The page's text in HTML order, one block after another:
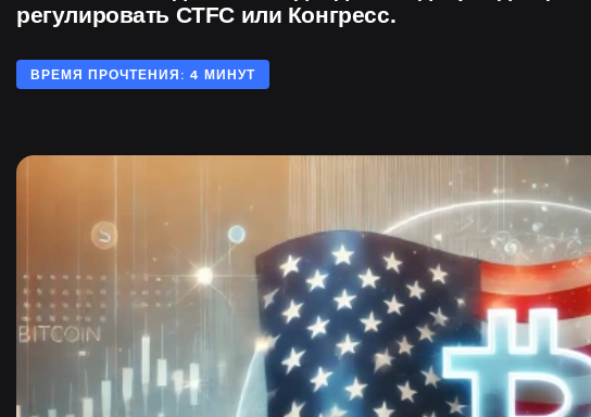
регулировать CTFC или Конгресс.
ВРЕМЯ ПРОЧТЕНИЯ: 4 МИНУТ